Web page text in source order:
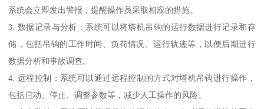
系统会立即发出警报，提醒操作员采取相应的措施。
3. 数据记录与分析：系统可以将塔机吊钩的运行数据进行记录和存
储，包括吊钩的工作时间、负荷情况、运行轨迹等，以便后期进行
数据分析和事故调查。
4. 远程控制：系统可以通过远程控制的方式对塔机吊钩进行操作，
包括启动、停止、调整参数等，减少人工操作的风险。